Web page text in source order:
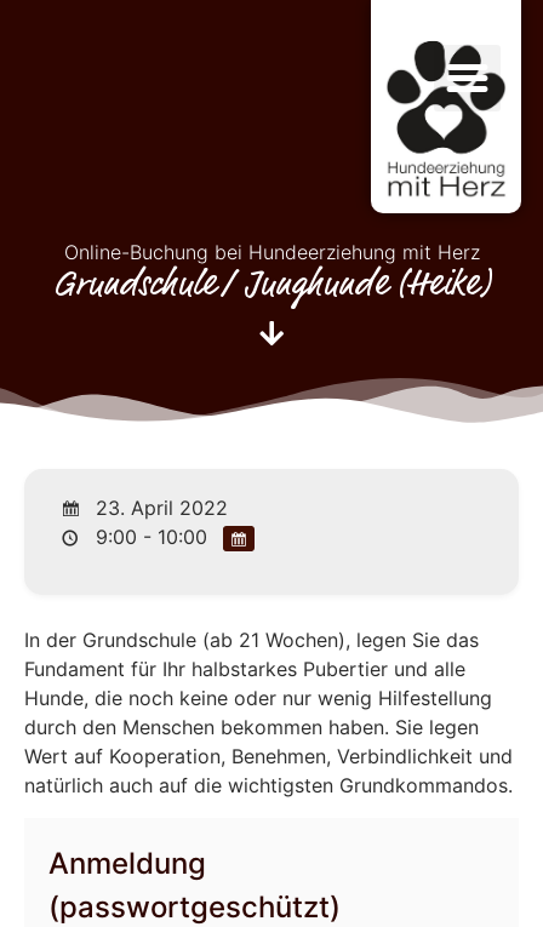
Online-Buchung bei Hundeerziehung mit Herz
Grundschule/ Junghunde (Heike)
23. April 2022
9:00 - 10:00
In der Grundschule (ab 21 Wochen), legen Sie das
Fundament für Ihr halbstarkes Pubertier und alle
Hunde, die noch keine oder nur wenig Hilfestellung
durch den Menschen bekommen haben. Sie legen
Wert auf Kooperation, Benehmen, Verbindlichkeit und
natürlich auch auf die wichtigsten Grundkommandos.
Anmeldung
(passwortgeschützt)